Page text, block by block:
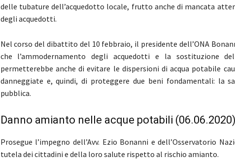
delle tubature dell’acquedotto locale, frutto anche di mancata
degli acquedotti.
Nel corso del dibattito del 10 febbraio, il presidente dell’ONA
che l’ammodernamento degli acquedotti e la sostituzione
permetterebbe anche di evitare le dispersioni di acqua potabile
danneggiate e, quindi, di proteggere due beni fondamentali: la
pubblica.
Danno amianto nelle acque potabili (06.06.2020)
Prosegue l’impegno dell’Avv. Ezio Bonanni e dell’Osservatorio
tutela dei cittadini e della loro salute rispetto al rischio amianto.